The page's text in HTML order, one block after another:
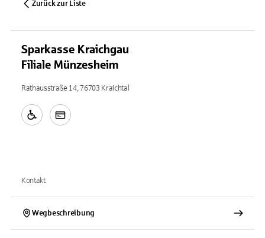
Zurück zur Liste
Sparkasse Kraichgau
Filiale Münzesheim
Rathausstraße 14, 76703 Kraichtal
Kontakt
Wegbeschreibung